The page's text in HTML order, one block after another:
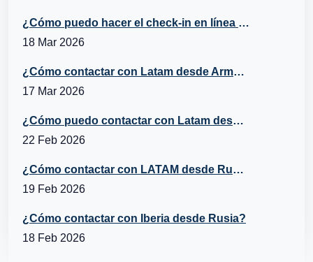
¿Cómo puedo hacer el check-in en línea con Turkish Airlines?
18 Mar 2026
¿Cómo contactar con Latam desde Armenia?
17 Mar 2026
¿Cómo puedo contactar con Latam desde Italia?
22 Feb 2026
¿Cómo contactar con LATAM desde Rusia?
19 Feb 2026
¿Cómo contactar con Iberia desde Rusia?
18 Feb 2026